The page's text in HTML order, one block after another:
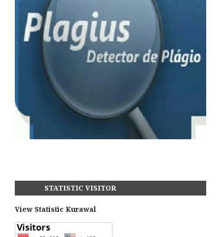
STATISTIC VISITOR
View Statistic Kurawal